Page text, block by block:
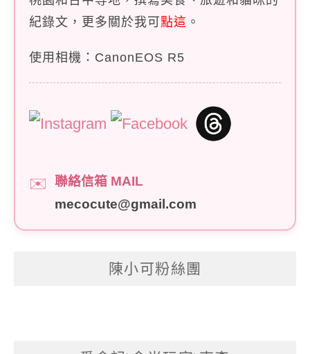
紀錄文，更多關於我可 點這 。
使用相機：CanonEOS R5
✉️
聯絡信箱 MAIL
mecocute@gmail.com
陳小可粉絲團